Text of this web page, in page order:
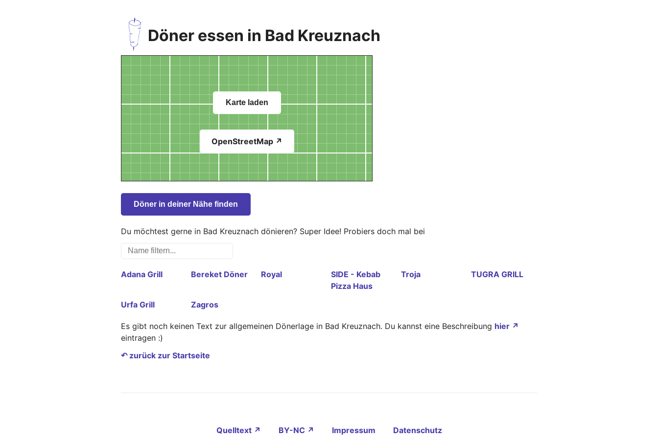
Döner essen in Bad Kreuznach
Karte laden
OpenStreetMap ↗
Döner in deiner Nähe finden
Du möchtest gerne in Bad Kreuznach dönieren? Super Idee! Probiers doch mal bei
Adana Grill Bereket Döner Royal
SIDE - Kebab
Pizza Haus
Troja TUGRA GRILL
Urfa Grill Zagros
Es gibt noch keinen Text zur allgemeinen Dönerlage in Bad Kreuznach. Du kannst eine Beschreibung hier ↗
eintragen :)
↶ zurück zur Startseite
Quelltext ↗ BY-NC ↗ Impressum Datenschutz